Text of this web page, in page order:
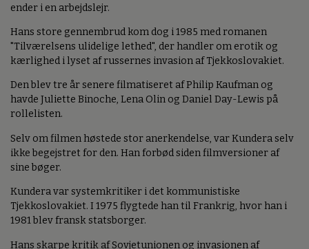
ender i en arbejdslejr.
Hans store gennembrud kom dog i 1985 med romanen
"Tilværelsens ulidelige lethed", der handler om erotik og
kærlighed i lyset af russernes invasion af Tjekkoslovakiet.
Den blev tre år senere filmatiseret af Philip Kaufman og
havde Juliette Binoche, Lena Olin og Daniel Day-Lewis på
rollelisten.
Selv om filmen høstede stor anerkendelse, var Kundera selv
ikke begejstret for den. Han forbød siden filmversioner af
sine bøger.
Kundera var systemkritiker i det kommunistiske
Tjekkoslovakiet. I 1975 flygtede han til Frankrig, hvor han i
1981 blev fransk statsborger.
Hans skarpe kritik af Sovjetunionen og invasionen af